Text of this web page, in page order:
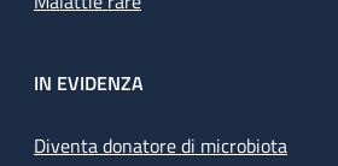
IN EVIDENZA
Diventa donatore di microbiota